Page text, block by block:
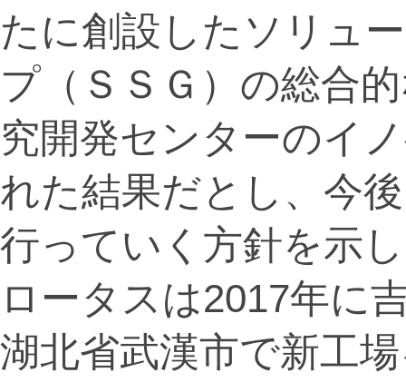
たに創設したソリュ
プ（ＳＳＧ）の総合
究開発センターのイ
れた結果だとし、今
行っていく方針を示
ロータスは2017年に
湖北省武漢市で新工